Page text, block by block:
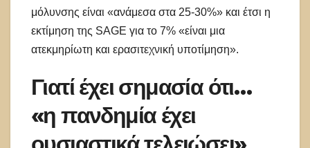
μόλυνσης είναι «ανάμεσα στα 25-30%» και έτσι η
εκτίμηση της SAGE για το 7% «είναι μια
ατεκμηρίωτη και ερασιτεχνική υποτίμηση».
Γιατί έχει σημασία ότι…
«η πανδημία έχει